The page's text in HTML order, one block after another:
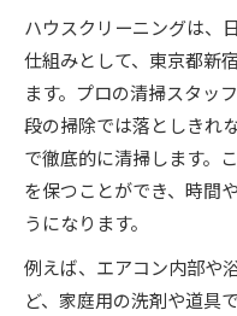
ハウスクリーニングは、
仕組みとして、東京都新
ます。プロの清掃スタッ
段の掃除では落としきれ
で徹底的に清掃します。
を保つことができ、時間
うになります。
例えば、エアコン内部や
ど、家庭用の洗剤や道具